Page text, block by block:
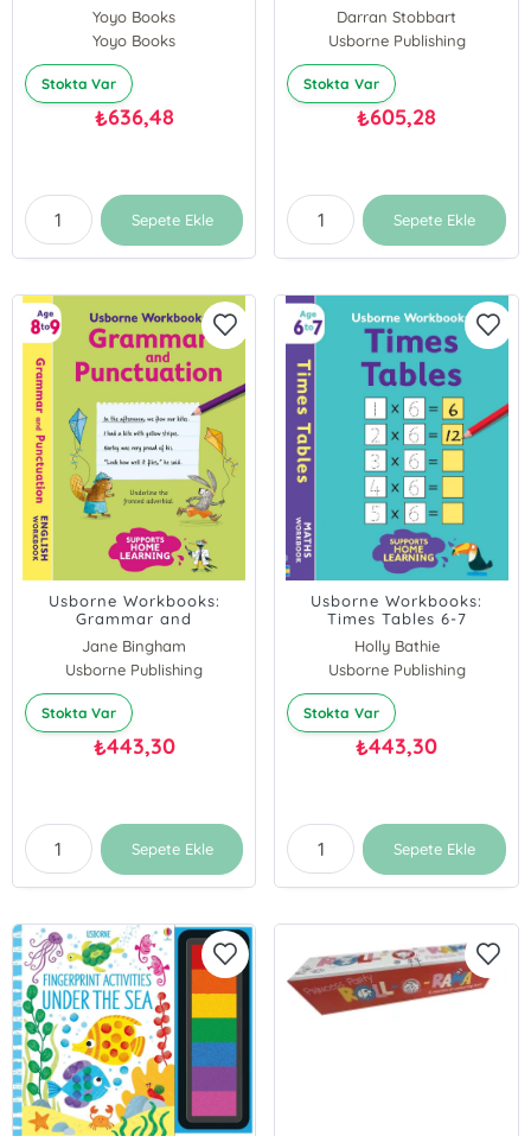
Yoyo Books
Yoyo Books
Stokta Var
₺636,48
Sepete Ekle
Darran Stobbart
Usborne Publishing
Stokta Var
₺605,28
Sepete Ekle
Usborne Workbooks:
Grammar and
Punctuation 8-9
Jane Bingham
Usborne Publishing
Stokta Var
₺443,30
Sepete Ekle
Usborne Workbooks:
Times Tables 6-7
Holly Bathie
Usborne Publishing
Stokta Var
₺443,30
Sepete Ekle